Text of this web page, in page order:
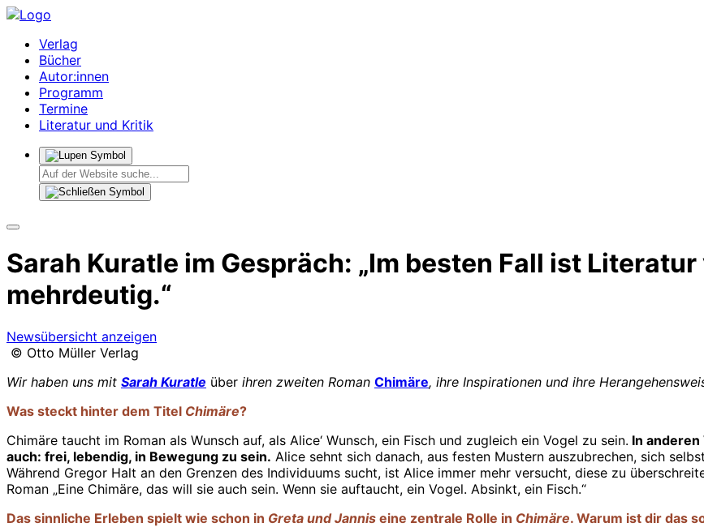
Verlag
Bücher
Autor:innen
Programm
Termine
Literatur und Kritik
Sarah Kuratle im Gespräch: „Im besten Fall ist
mehrdeutig.“
Newsübersicht anzeigen
© Otto Müller Verlag
Wir haben uns mit Sarah Kuratle über ihren zweiten Roman Chimäre, ihre Inspirationen und ihre
Was steckt hinter dem Titel Chimäre?
Chimäre taucht im Roman als Wunsch auf, als Alice‘ Wunsch, ein Fisch und zugleich ein Vogel zu sein. In
auch: frei, lebendig, in Bewegung zu sein. Alice sehnt sich danach, aus festen Mustern auszubrechen, sich
Während Gregor Halt an den Grenzen des Individuums sucht, ist Alice immer mehr versucht, diese zu
Roman „Eine Chimäre, das will sie auch sein. Wenn sie auftaucht, ein Vogel. Absinkt, ein Fisch.“
Das sinnliche Erleben spielt wie schon in Greta und Jannis eine zentrale Rolle in Chimäre. Warum ist dir das